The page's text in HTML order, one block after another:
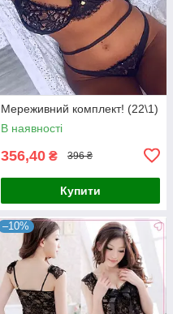
Мереживний комплект! (22\1)
В наявності
356,40 ₴ 396 ₴
Купити
–10%